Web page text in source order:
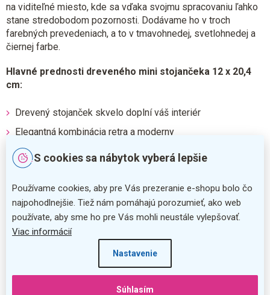
S cookies sa nábytok vyberá lepšie
Používame cookies, aby pre Vás prezeranie e-shopu bolo čo
najpohodlnejšie. Tiež nám pomáhajú porozumieť, ako web
používate, aby sme ho pre Vás mohli neustále vylepšovať.
Viac informácií
Nastavenie
Súhlasím
na viditeľné miesto, kde sa vďaka svojmu spracovaniu ľahko
stane stredobodom pozornosti. Dodávame ho v troch
farebných prevedeniach, a to v tmavohnedej, svetlohnedej a
čiernej farbe.
Hlavné prednosti dreveného mini stojančeka 12 x 20,4
cm:
Drevený stojanček skvelo doplní váš interiér
Elegantná kombinácia retra a moderny
Popisovanie pomocou kried
Vďaka svojmu spracovaniu sa stane stredobodom
pozornosti
Dodatočné parametre
Kategória: Drevené stojančeky
5 rokov